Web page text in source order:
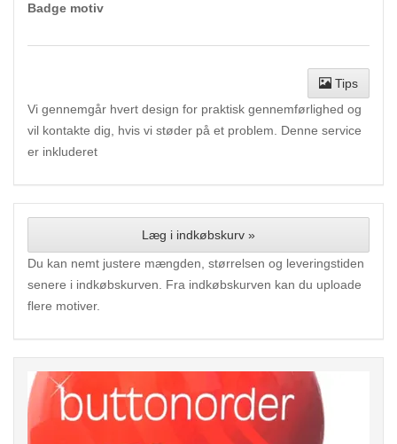
Badge motiv
Tips
Vi gennemgår hvert design for praktisk gennemførlighed og
vil kontakte dig, hvis vi støder på et problem. Denne service
er inkluderet
Læg i indkøbskurv »
Du kan nemt justere mængden, størrelsen og leveringstiden
senere i indkøbskurven. Fra indkøbskurven kan du uploade
flere motiver.